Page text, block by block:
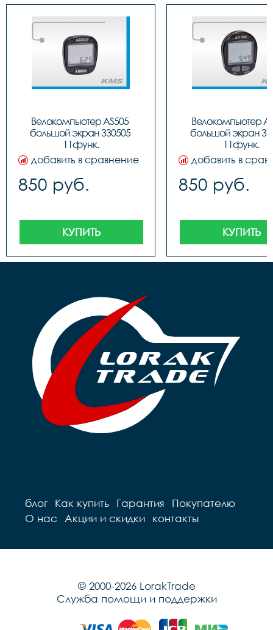
Велокомпьютер AS505
большой экран 330505
11функ.
добавить в сравнение
850 руб.
КУПИТЬ
Велокомпьютер
большой экран
11функ.
добавить в
850 руб.
КУПИТЬ
блог Как купить Гарантия
Покупателю
О нас
Акции и скидки контакты
© 2000-2026 LorakTrade
Служба помощи и поддержки